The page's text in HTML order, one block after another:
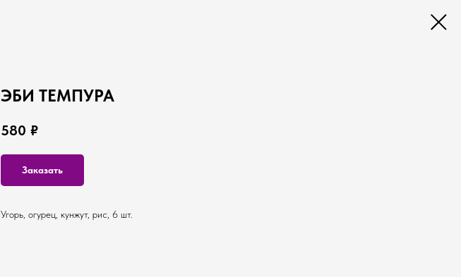
ЭБИ ТЕМПУРА
580 ₽
Заказать
Угорь, огурец, кунжут, рис, 6 шт.